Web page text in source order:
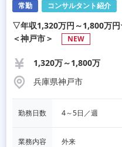
常勤 コンサルタント紹介
▽年収1,320万円～1,800万
＜神戸市＞
NEW
1,320万～1,800万
兵庫県神戸市
勤務日数 4～5日／週
業務内容 外来